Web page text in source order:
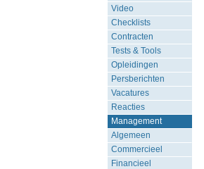
Video
Checklists
Contracten
Tests & Tools
Opleidingen
Persberichten
Vacatures
Reacties
Management
Algemeen
Commercieel
Financieel